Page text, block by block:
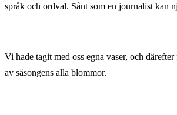
språk och ordval. Sånt som en journalist kan
Vi hade tagit med oss egna vaser, och
av säsongens alla blommor.